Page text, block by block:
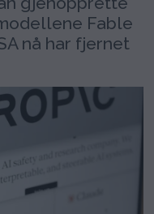
Fable
nå har fjernet